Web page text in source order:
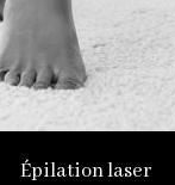
Épilation laser